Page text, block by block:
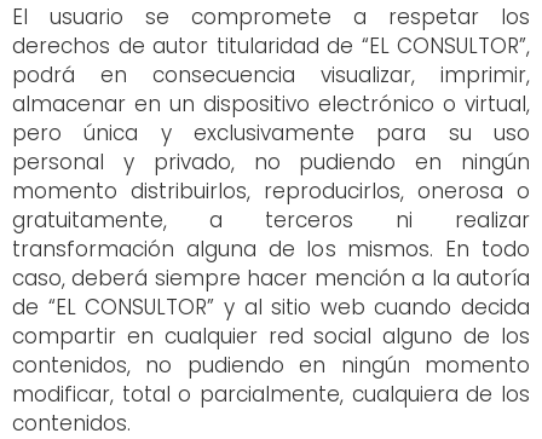
El usuario se compromete a respetar los
derechos de autor titularidad de “EL CONSULTOR”,
podrá en consecuencia visualizar, imprimir,
almacenar en un dispositivo electrónico o virtual,
pero única y exclusivamente para su uso
personal y privado, no pudiendo en ningún
momento distribuirlos, reproducirlos, onerosa o
gratuitamente, a terceros ni realizar
transformación alguna de los mismos. En todo
caso, deberá siempre hacer mención a la autoría
de “EL CONSULTOR” y al sitio web cuando decida
compartir en cualquier red social alguno de los
contenidos, no pudiendo en ningún momento
modificar, total o parcialmente, cualquiera de los
contenidos.